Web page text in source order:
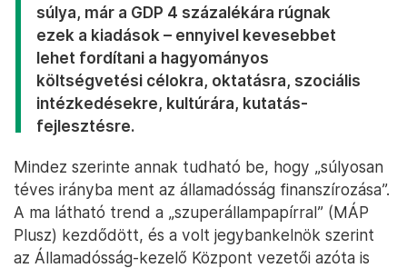
súlya, már a GDP 4 százalékára rúgnak
ezek a kiadások – ennyivel kevesebbet
lehet fordítani a hagyományos
költségvetési célokra, oktatásra, szociális
intézkedésekre, kultúrára, kutatás-
fejlesztésre.
Mindez szerinte annak tudható be, hogy „súlyosan
téves irányba ment az államadósság finanszírozása”.
A ma látható trend a „szuperállampapírral” (MÁP
Plusz) kezdődött, és a volt jegybankelnök szerint
az Államadósság-kezelő Központ vezetői azóta is